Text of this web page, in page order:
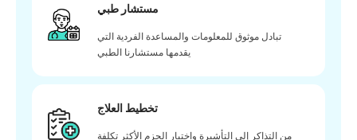
مستشار طبي
تبادل موثوق للمعلومات والمساعدة الفردية التي
يقدمها مستشارنا الطبي
تخطيط العلاج
من التذاكر إلى التأشيرة واختيار الحزم الأكثر تكلفة